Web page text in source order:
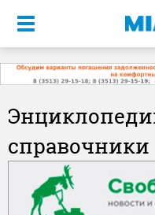
Меню
справочники